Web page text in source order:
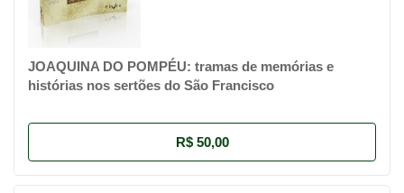
JOAQUINA DO POMPÉU: tramas de memórias e
histórias nos sertões do São Francisco
R$ 50,00